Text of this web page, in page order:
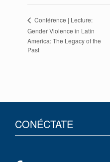
Conférence | Lecture:
Gender Violence in Latin
America: The Legacy of the
Past
CONÉCTATE